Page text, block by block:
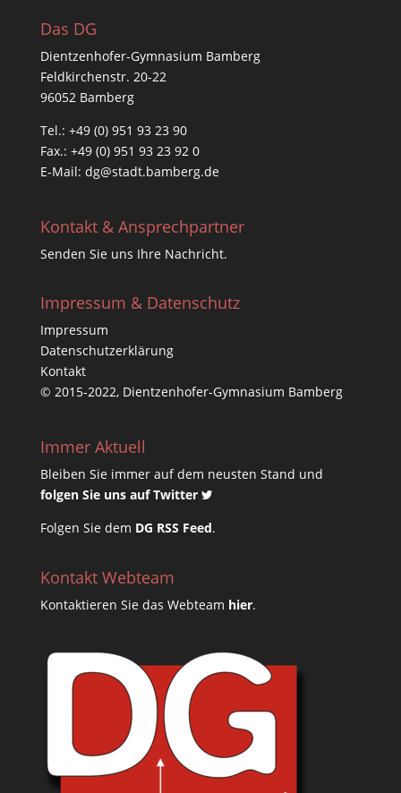
Das DG
Dientzenhofer-Gymnasium Bamberg
Feldkirchenstr. 20-22
96052 Bamberg
Tel.: +49 (0) 951 93 23 90
Fax.: +49 (0) 951 93 23 92 0
E-Mail: dg@stadt.bamberg.de
Kontakt & Ansprechpartner
Senden Sie uns Ihre Nachricht.
Impressum & Datenschutz
Impressum
Datenschutzerklärung
Kontakt
© 2015-2022, Dientzenhofer-Gymnasium Bamberg
Immer Aktuell
Bleiben Sie immer auf dem neusten Stand und
folgen Sie uns auf Twitter
Folgen Sie dem DG RSS Feed.
Kontakt Webteam
Kontaktieren Sie das Webteam hier.